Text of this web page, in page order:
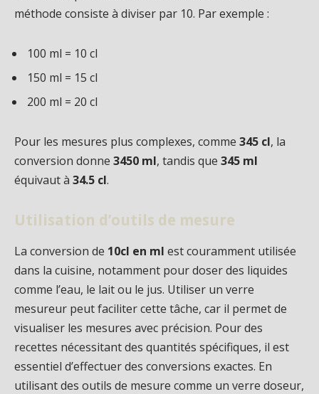
méthode consiste à diviser par 10. Par exemple :
100 ml = 10 cl
150 ml = 15 cl
200 ml = 20 cl
Pour les mesures plus complexes, comme 345 cl, la
conversion donne 3450 ml, tandis que 345 ml
équivaut à 34.5 cl.
Utilisation d’outils de mesure
La conversion de 10cl en ml est couramment utilisée
dans la cuisine, notamment pour doser des liquides
comme l’eau, le lait ou le jus. Utiliser un verre
mesureur peut faciliter cette tâche, car il permet de
visualiser les mesures avec précision. Pour des
recettes nécessitant des quantités spécifiques, il est
essentiel d’effectuer des conversions exactes. En
utilisant des outils de mesure comme un verre doseur,